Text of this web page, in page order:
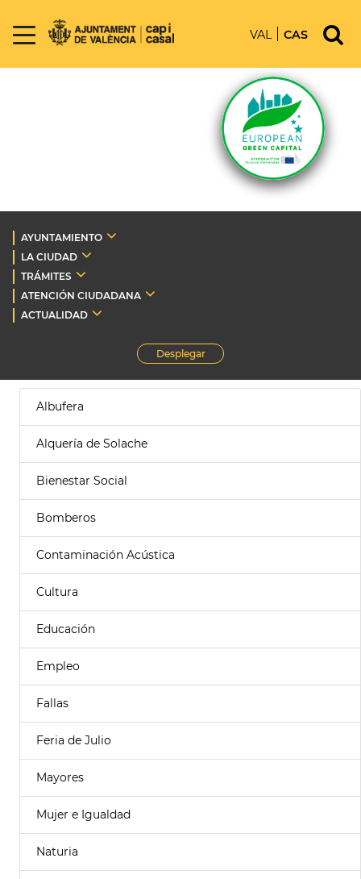
VAL CAS
AYUNTAMIENTO
LA CIUDAD
TRÁMITES
ATENCIÓN CIUDADANA
ACTUALIDAD
Desplegar
Albufera
Alquería de Solache
Bienestar Social
Bomberos
Contaminación Acústica
Cultura
Educación
Empleo
Fallas
Feria de Julio
Mayores
Mujer e Igualdad
Naturia